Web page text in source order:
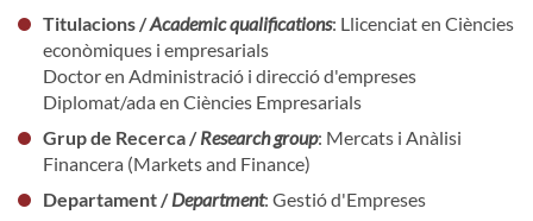
Titulacions /Academic qualifications: Llicenciat en Ciències
econòmiques i empresarials
Doctor en Administració i direcció d'empreses
Diplomat/ada en Ciències Empresarials
Grup de Recerca /Research group: Mercats i Anàlisi
Financera (Markets and Finance)
Departament /Department: Gestió d'Empreses